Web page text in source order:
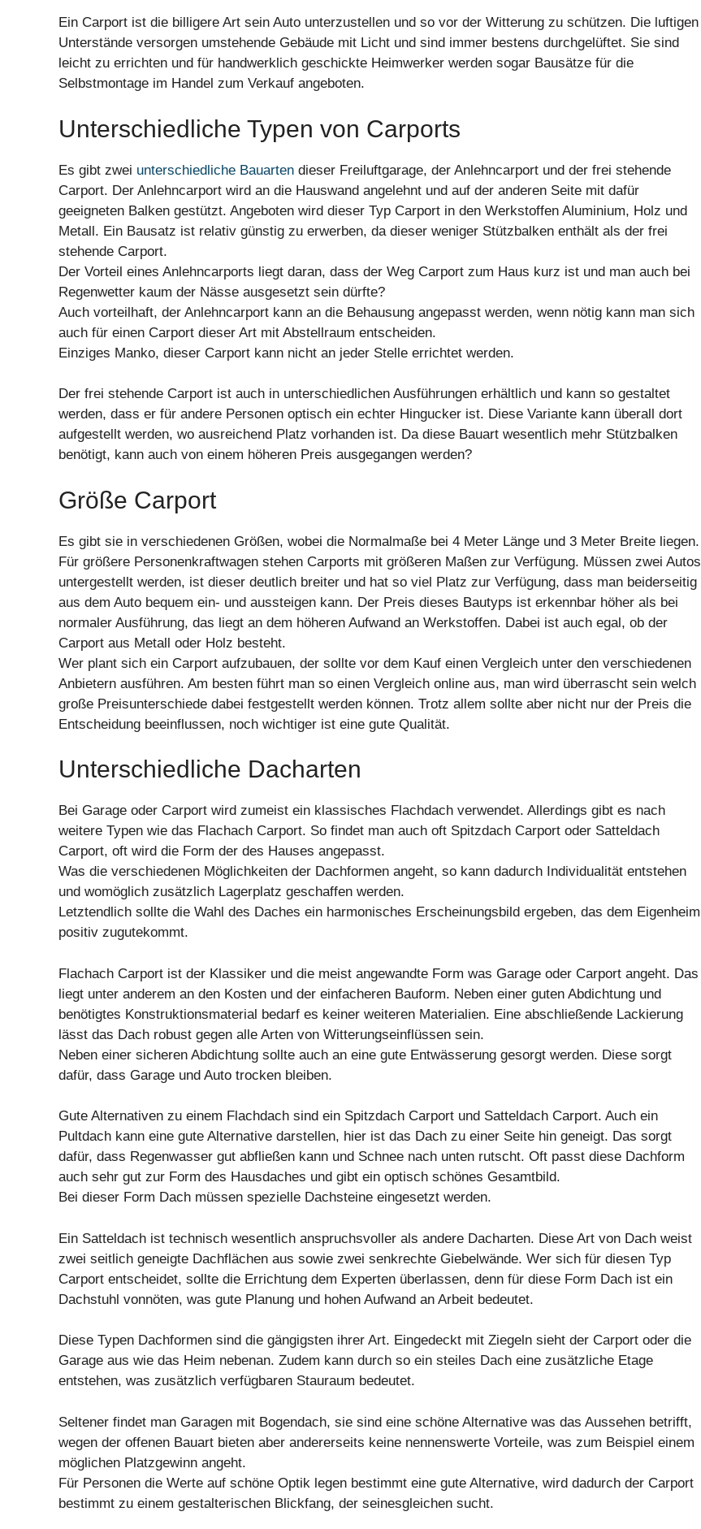
Ein Carport ist die billigere Art sein Auto unterzustellen und so vor der Witterung zu schützen. Die luftigen
Unterstände versorgen umstehende Gebäude mit Licht und sind immer bestens durchgelüftet. Sie sind
leicht zu errichten und für handwerklich geschickte Heimwerker werden sogar Bausätze für die
Selbstmontage im Handel zum Verkauf angeboten.
Unterschiedliche Typen von Carports
Es gibt zwei unterschiedliche Bauarten dieser Freiluftgarage, der Anlehncarport und der frei stehende
Carport. Der Anlehncarport wird an die Hauswand angelehnt und auf der anderen Seite mit dafür
geeigneten Balken gestützt. Angeboten wird dieser Typ Carport in den Werkstoffen Aluminium, Holz und
Metall. Ein Bausatz ist relativ günstig zu erwerben, da dieser weniger Stützbalken enthält als der frei
stehende Carport.
Der Vorteil eines Anlehncarports liegt daran, dass der Weg Carport zum Haus kurz ist und man auch bei
Regenwetter kaum der Nässe ausgesetzt sein dürfte?
Auch vorteilhaft, der Anlehncarport kann an die Behausung angepasst werden, wenn nötig kann man sich
auch für einen Carport dieser Art mit Abstellraum entscheiden.
Einziges Manko, dieser Carport kann nicht an jeder Stelle errichtet werden.
Der frei stehende Carport ist auch in unterschiedlichen Ausführungen erhältlich und kann so gestaltet
werden, dass er für andere Personen optisch ein echter Hingucker ist. Diese Variante kann überall dort
aufgestellt werden, wo ausreichend Platz vorhanden ist. Da diese Bauart wesentlich mehr Stützbalken
benötigt, kann auch von einem höheren Preis ausgegangen werden?
Größe Carport
Es gibt sie in verschiedenen Größen, wobei die Normalmaße bei 4 Meter Länge und 3 Meter Breite liegen.
Für größere Personenkraftwagen stehen Carports mit größeren Maßen zur Verfügung. Müssen zwei Autos
untergestellt werden, ist dieser deutlich breiter und hat so viel Platz zur Verfügung, dass man beiderseitig
aus dem Auto bequem ein- und aussteigen kann. Der Preis dieses Bautyps ist erkennbar höher als bei
normaler Ausführung, das liegt an dem höheren Aufwand an Werkstoffen. Dabei ist auch egal, ob der
Carport aus Metall oder Holz besteht.
Wer plant sich ein Carport aufzubauen, der sollte vor dem Kauf einen Vergleich unter den verschiedenen
Anbietern ausführen. Am besten führt man so einen Vergleich online aus, man wird überrascht sein welch
große Preisunterschiede dabei festgestellt werden können. Trotz allem sollte aber nicht nur der Preis die
Entscheidung beeinflussen, noch wichtiger ist eine gute Qualität.
Unterschiedliche Dacharten
Bei Garage oder Carport wird zumeist ein klassisches Flachdach verwendet. Allerdings gibt es nach
weitere Typen wie das Flachach Carport. So findet man auch oft Spitzdach Carport oder Satteldach
Carport, oft wird die Form der des Hauses angepasst.
Was die verschiedenen Möglichkeiten der Dachformen angeht, so kann dadurch Individualität entstehen
und womöglich zusätzlich Lagerplatz geschaffen werden.
Letztendlich sollte die Wahl des Daches ein harmonisches Erscheinungsbild ergeben, das dem Eigenheim
positiv zugutekommt.
Flachach Carport ist der Klassiker und die meist angewandte Form was Garage oder Carport angeht. Das
liegt unter anderem an den Kosten und der einfacheren Bauform. Neben einer guten Abdichtung und
benötigtes Konstruktionsmaterial bedarf es keiner weiteren Materialien. Eine abschließende Lackierung
lässt das Dach robust gegen alle Arten von Witterungseinflüssen sein.
Neben einer sicheren Abdichtung sollte auch an eine gute Entwässerung gesorgt werden. Diese sorgt
dafür, dass Garage und Auto trocken bleiben.
Gute Alternativen zu einem Flachdach sind ein Spitzdach Carport und Satteldach Carport. Auch ein
Pultdach kann eine gute Alternative darstellen, hier ist das Dach zu einer Seite hin geneigt. Das sorgt
dafür, dass Regenwasser gut abfließen kann und Schnee nach unten rutscht. Oft passt diese Dachform
auch sehr gut zur Form des Hausdaches und gibt ein optisch schönes Gesamtbild.
Bei dieser Form Dach müssen spezielle Dachsteine eingesetzt werden.
Ein Satteldach ist technisch wesentlich anspruchsvoller als andere Dacharten. Diese Art von Dach weist
zwei seitlich geneigte Dachflächen aus sowie zwei senkrechte Giebelwände. Wer sich für diesen Typ
Carport entscheidet, sollte die Errichtung dem Experten überlassen, denn für diese Form Dach ist ein
Dachstuhl vonnöten, was gute Planung und hohen Aufwand an Arbeit bedeutet.
Diese Typen Dachformen sind die gängigsten ihrer Art. Eingedeckt mit Ziegeln sieht der Carport oder die
Garage aus wie das Heim nebenan. Zudem kann durch so ein steiles Dach eine zusätzliche Etage
entstehen, was zusätzlich verfügbaren Stauraum bedeutet.
Seltener findet man Garagen mit Bogendach, sie sind eine schöne Alternative was das Aussehen betrifft,
wegen der offenen Bauart bieten aber andererseits keine nennenswerte Vorteile, was zum Beispiel einem
möglichen Platzgewinn angeht.
Für Personen die Werte auf schöne Optik legen bestimmt eine gute Alternative, wird dadurch der Carport
bestimmt zu einem gestalterischen Blickfang, der seinesgleichen sucht.